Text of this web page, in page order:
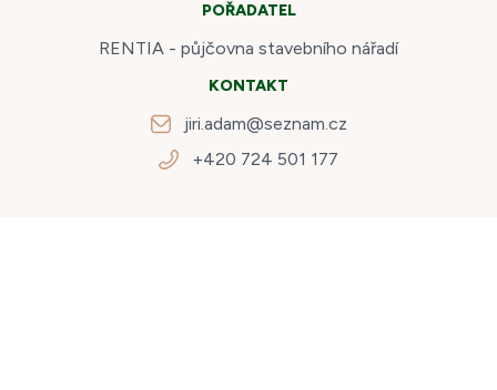
POŘADATEL
RENTIA - půjčovna stavebního nářadí
KONTAKT
jiri.adam@seznam.cz
+420 724 501 177